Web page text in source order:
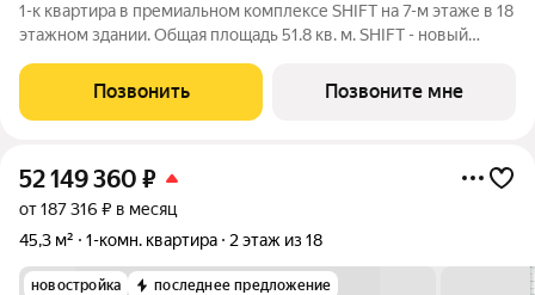
1-к квартира в премиальном комплексе SHIFT на 7-м этаже в 18
этажном здании. Общая площадь 51.8 кв. м. SHIFT - новый
районе, в 300 м от Нескучного сада. Главная особенность
проекта - 5 башен, в
Позвонить Позвоните мне
52 149 360 ₽
от 187 316 ₽ в месяц
45,3 м²
1-комн. квартира 2 этаж из 18
новостройка последнее предложение